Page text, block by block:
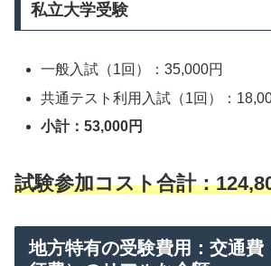
私立大学受験
一般入試（1回）：35,000円
共通テスト利用入試（1回）：
小計：53,000円
試験参加コスト合計：
地方特有の受験費用：交通費